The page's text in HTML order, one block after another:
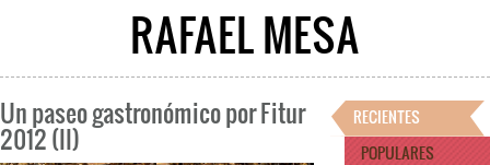
RAFAEL MESA
Un paseo gastronómico por Fitur
2012 (II)
RECIENTES
POPULARES